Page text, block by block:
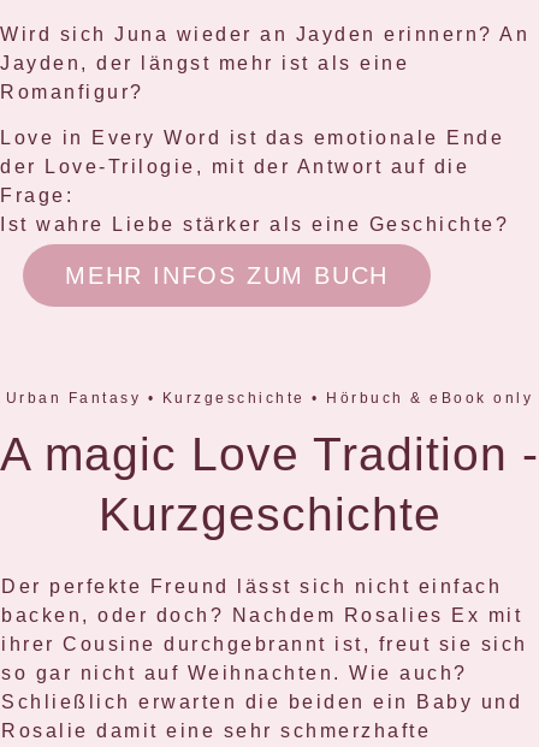
Wird sich Juna wieder an Jayden erinnern? An
Jayden, der längst mehr ist als eine
Romanfigur?
Love in Every Word ist das emotionale Ende
der Love-Trilogie, mit der Antwort auf die
Frage:
Ist wahre Liebe stärker als eine Geschichte?
MEHR INFOS ZUM BUCH
Urban Fantasy • Kurzgeschichte • Hörbuch & eBook only
A magic Love Tradition -
Kurzgeschichte
Der perfekte Freund lässt sich nicht einfach
backen, oder doch? Nachdem Rosalies Ex mit
ihrer Cousine durchgebrannt ist, freut sie sich
so gar nicht auf Weihnachten. Wie auch?
Schließlich erwarten die beiden ein Baby und
Rosalie damit eine sehr schmerzhafte